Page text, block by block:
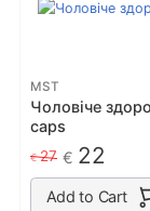
MST
Чоловіче
caps
€27 € 22
Add to Cart